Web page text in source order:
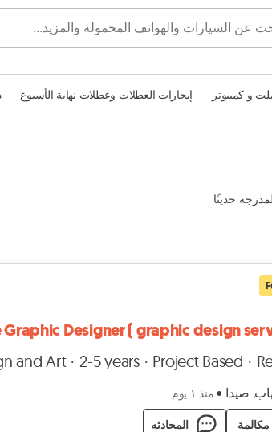
و كمبيوتر إيجارات العطلات وعطلات نهاية الأسبوع
حديثًا
Graphic Designer ( graphic design
and Art 2-5 years Project Based
صيدا • منذ ١ يوم
مكالمة المحادثه